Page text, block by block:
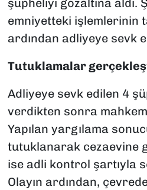
şüpheliyi gözaltına aldı.
emniyetteki işlemlerinin
ardından adliyeye sevk
Tutuklamalar
Adliyeye sevk edilen 4
verdikten sonra
Yapılan yargılama
tutuklanarak cezaevine
ise adli kontrol şartıyla
Olayın ardından,